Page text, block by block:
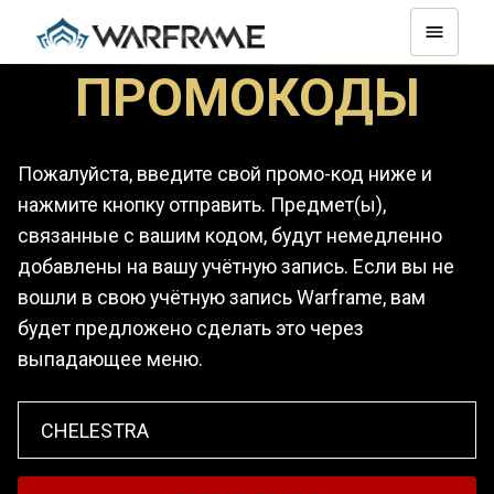
ПРОМОКОДЫ
Пожалуйста, введите свой промо-код ниже и
нажмите кнопку отправить. Предмет(ы),
связанные с вашим кодом, будут немедленно
добавлены на вашу учётную запись. Если вы не
вошли в свою учётную запись Warframe, вам
будет предложено сделать это через
выпадающее меню.